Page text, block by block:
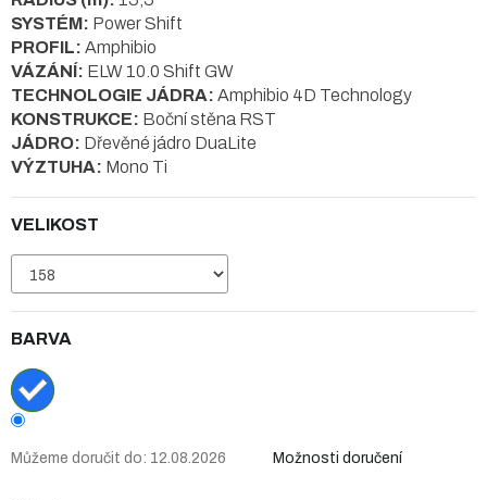
VELIKOST
BARVA
Můžeme doručit do: 12.08.2026 Možnosti doručení
SYSTÉM: Power Shift
PROFIL: Amphibio
VÁZÁNÍ: ELW 10.0 Shift GW
TECHNOLOGIE JÁDRA: Amphibio 4D Technology
KONSTRUKCE: Boční stěna RST
JÁDRO: Dřevěné jádro DuaLite
VÝZTUHA: Mono Ti